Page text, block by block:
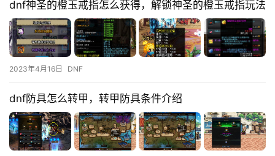
dnf神圣的橙玉戒指怎么获得，解锁神圣的橙玉戒指玩法
2023年4月16日 DNF
dnf防具怎么转甲，转甲防具条件介绍